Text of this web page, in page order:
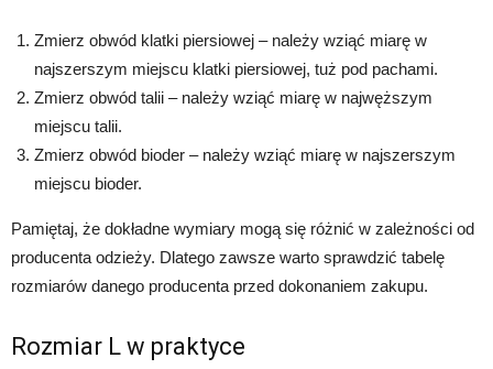
Zmierz obwód klatki piersiowej – należy wziąć miarę w
najszerszym miejscu klatki piersiowej, tuż pod pachami.
Zmierz obwód talii – należy wziąć miarę w najwęższym
miejscu talii.
Zmierz obwód bioder – należy wziąć miarę w najszerszym
miejscu bioder.
Pamiętaj, że dokładne wymiary mogą się różnić w zależności od
producenta odzieży. Dlatego zawsze warto sprawdzić tabelę
rozmiarów danego producenta przed dokonaniem zakupu.
Rozmiar L w praktyce